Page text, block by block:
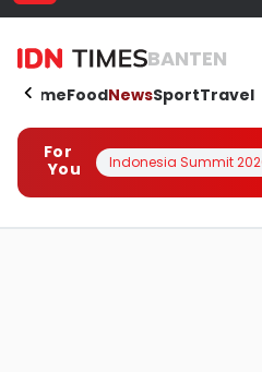
BANTEN
HomeFoodNewsSportTravel
For
You
Indonesia Summit